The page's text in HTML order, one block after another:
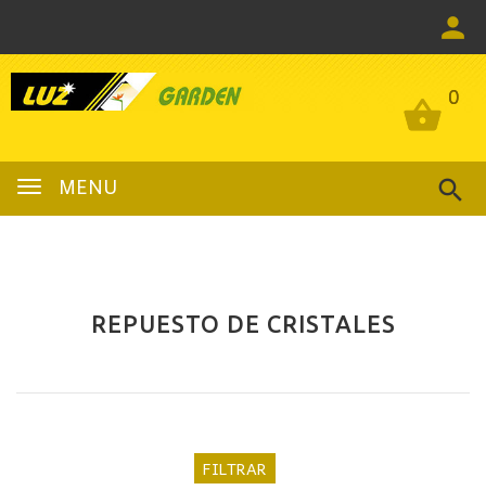
0
MENU
0
REPUESTO DE CRISTALES
FILTRAR